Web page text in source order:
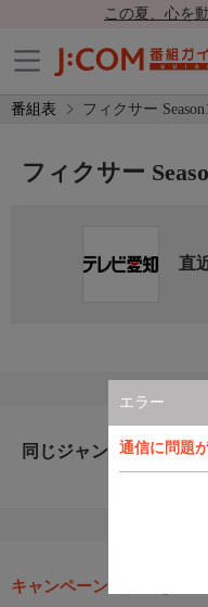
この夏、心を
番組表 フィクサー
エラー
通信に問題
フィクサー
直
同じジャンルのおすす
キャンペーン・お得な情報